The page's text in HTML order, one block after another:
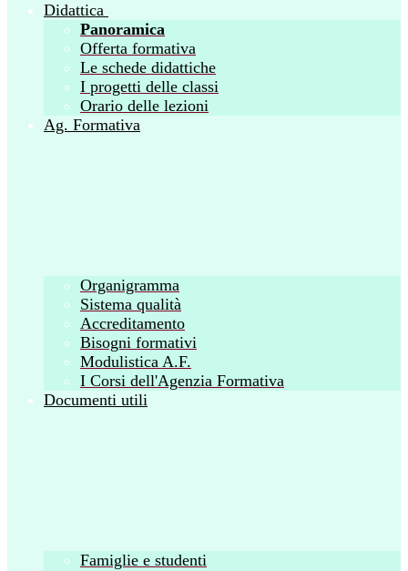
Didattica
Panoramica
Offerta formativa
Le schede didattiche
I progetti delle classi
Orario delle lezioni
Ag. Formativa
Organigramma
Sistema qualità
Accreditamento
Bisogni formativi
Modulistica A.F.
I Corsi dell'Agenzia Formativa
Documenti utili
Famiglie e studenti